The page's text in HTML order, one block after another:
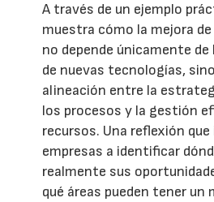
A través de un ejemplo
muestra cómo la mejora
no depende únicamente
de nuevas tecnologías,
alineación entre la
los procesos y la gestión
recursos. Una reflexión
empresas a identificar
realmente sus
qué áreas pueden tener un